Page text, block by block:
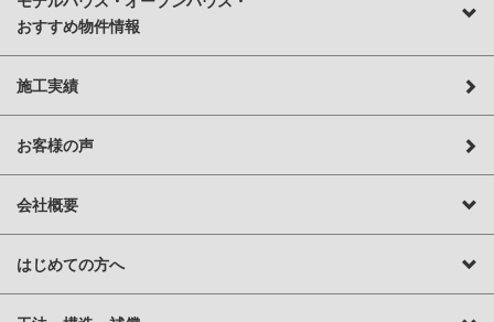
おすすめ物件情報
施工実績
お客様の声
会社概要
はじめての方へ